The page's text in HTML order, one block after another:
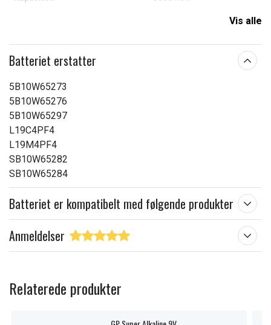
Vis alle
Batteriet erstatter
5B10W65273
5B10W65276
5B10W65297
L19C4PF4
L19M4PF4
SB10W65282
SB10W65284
Batteriet er kompatibelt med følgende produkter
Anmeldelser
Relaterede produkter